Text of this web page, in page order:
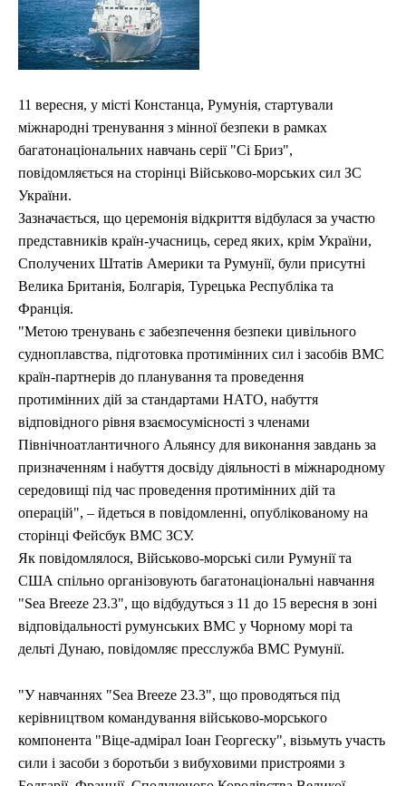
11 вересня, у місті Констанца, Румунія, стартували
міжнародні тренування з мінної безпеки в рамках
багатонаціональних навчань серії "Сі Бриз",
повідомляється на сторінці Військово-морських сил ЗС
України.
Зазначається, що церемонія відкриття відбулася за участю
представників країн-учасниць, серед яких, крім України,
Сполучених Штатів Америки та Румунії, були присутні
Велика Британія, Болгарія, Турецька Республіка та
Франція.
"Метою тренувань є забезпечення безпеки цивільного
судноплавства, підготовка протимінних сил і засобів ВМС
країн-партнерів до планування та проведення
протимінних дій за стандартами НАТО, набуття
відповідного рівня взаємосумісності з членами
Північноатлантичного Альянсу для виконання завдань за
призначенням і набуття досвіду діяльності в міжнародному
середовищі під час проведення протимінних дій та
операцій", – йдеться в повідомленні, опублікованому на
сторінці Фейсбук ВМС ЗСУ.
Як повідомлялося, Військово-морські сили Румунії та
США спільно організовують багатонаціональні навчання
"Sea Breeze 23.3", що відбудуться з 11 до 15 вересня в зоні
відповідальності румунських ВМС у Чорному морі та
дельті Дунаю, повідомляє пресслужба ВМС Румунії.
"У навчаннях "Sea Breeze 23.3", що проводяться під
керівництвом командування військово-морського
компонента "Віце-адмірал Іоан Георгеску", візьмуть участь
сили і засоби з боротьби з вибуховими пристроями з